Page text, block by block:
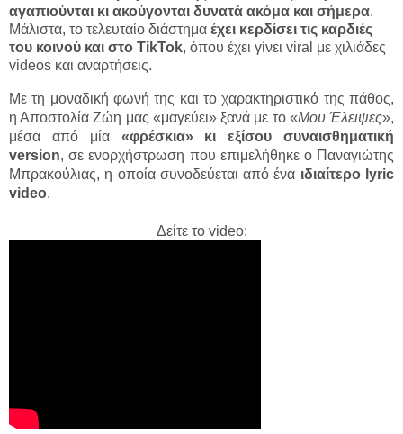
αγαπιούνται κι ακούγονται δυνατά ακόμα και σήμερα.
Μάλιστα, το τελευταίο διάστημα έχει κερδίσει τις καρδιές
του κοινού και στο TikTok, όπου έχει γίνει viral με χιλιάδες
videos και αναρτήσεις.
Με τη μοναδική φωνή της και το χαρακτηριστικό της πάθος,
η Αποστολία Ζώη μας «μαγεύει» ξανά με το «Μου Έλειψες»,
μέσα από μία «φρέσκια» κι εξίσου συναισθηματική
version, σε ενορχήστρωση που επιμελήθηκε ο Παναγιώτης
Μπρακούλιας, η oποία συνοδεύεται από ένα ιδιαίτερο lyric
video.
Δείτε το video: